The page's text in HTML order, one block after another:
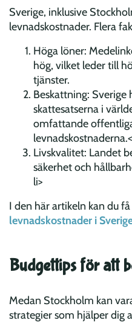
Sverige, inklusive
levnadskostnader. Flera
Höga löner:
hög, vilket leder till
tjänster.
Beskattning: Sverige
skattesatserna i
omfattande
Livskvalitet: Landet
säkerhet och
li>
I den här artikeln kan du
levnadskostnader i
Budgettips för att
Medan Stockholm kan
strategier som hjälper dig